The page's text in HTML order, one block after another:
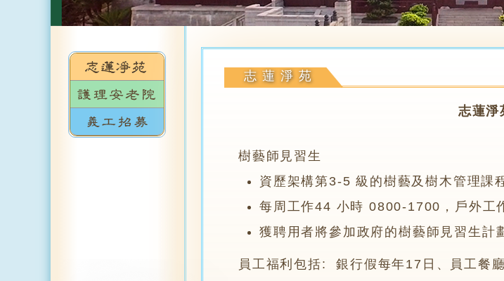
志蓮淨苑
志蓮淨
樹藝師見習生
資歷架構第3-5 級的樹藝及樹木管理課
每周工作44 小時 0800-1700，戶外工
獲聘用者將參加政府的樹藝師見習生
員工福利包括: 銀行假每年17日、員工餐